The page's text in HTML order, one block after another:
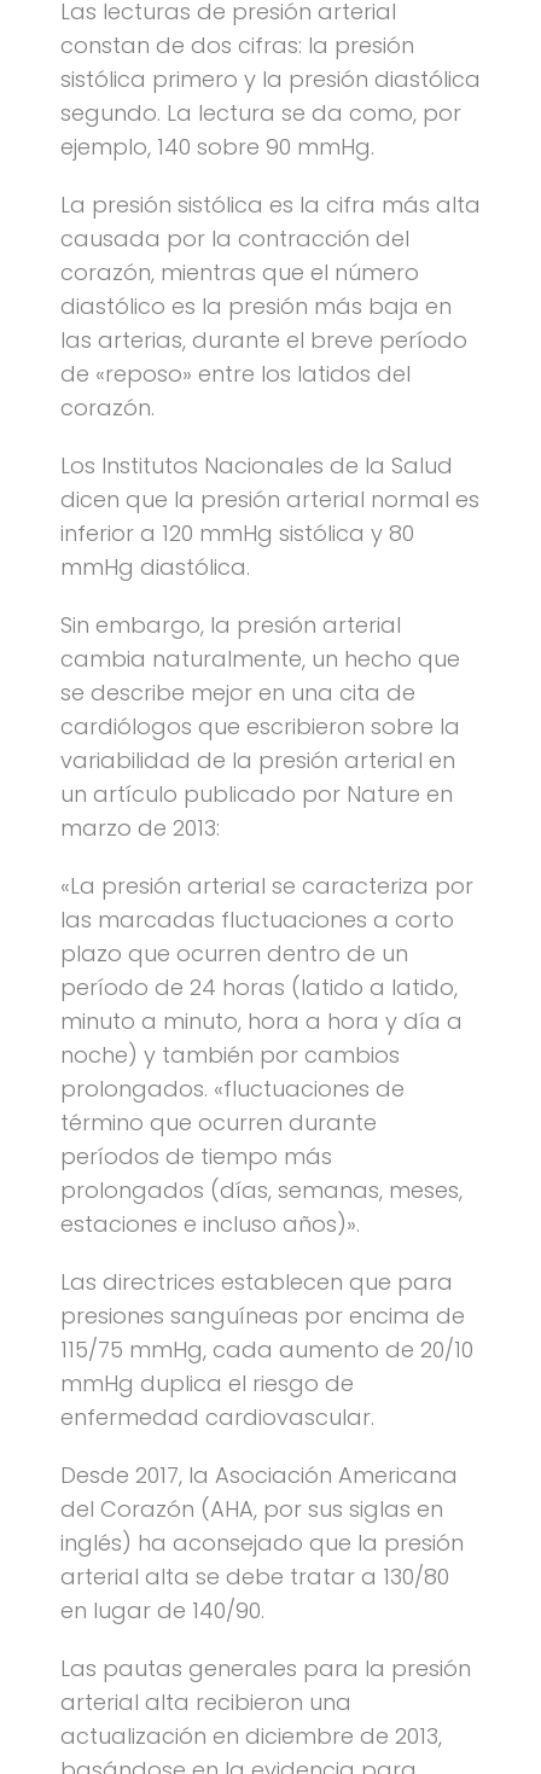
Las lecturas de presión arterial
constan de dos cifras: la presión
sistólica primero y la presión diastólica
segundo. La lectura se da como, por
ejemplo, 140 sobre 90 mmHg.
La presión sistólica es la cifra más alta
causada por la contracción del
corazón, mientras que el número
diastólico es la presión más baja en
las arterias, durante el breve período
de «reposo» entre los latidos del
corazón.
Los Institutos Nacionales de la Salud
dicen que la presión arterial normal es
inferior a 120 mmHg sistólica y 80
mmHg diastólica.
Sin embargo, la presión arterial
cambia naturalmente, un hecho que
se describe mejor en una cita de
cardiólogos que escribieron sobre la
variabilidad de la presión arterial en
un artículo publicado por Nature en
marzo de 2013:
«La presión arterial se caracteriza por
las marcadas fluctuaciones a corto
plazo que ocurren dentro de un
período de 24 horas (latido a latido,
minuto a minuto, hora a hora y día a
noche) y también por cambios
prolongados. «fluctuaciones de
término que ocurren durante
períodos de tiempo más
prolongados (días, semanas, meses,
estaciones e incluso años)».
Las directrices establecen que para
presiones sanguíneas por encima de
115/75 mmHg, cada aumento de 20/10
mmHg duplica el riesgo de
enfermedad cardiovascular.
Desde 2017, la Asociación Americana
del Corazón (AHA, por sus siglas en
inglés) ha aconsejado que la presión
arterial alta se debe tratar a 130/80
en lugar de 140/90.
Las pautas generales para la presión
arterial alta recibieron una
actualización en diciembre de 2013,